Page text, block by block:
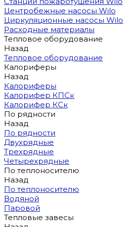
Центробежные насосы Wilo
Циркуляционные насосы Wilo
Расходные материалы
Тепловое оборудование
Назад
Тепловое оборудование
Калориферы
Назад
Калориферы
Калорифер КПСк
Калорифер КСк
По рядности
Назад
По рядности
Двухрядные
Трехрядные
Четырехрядные
По теплоносителю
Назад
По теплоносителю
Водяной
Паровой
Тепловые завесы